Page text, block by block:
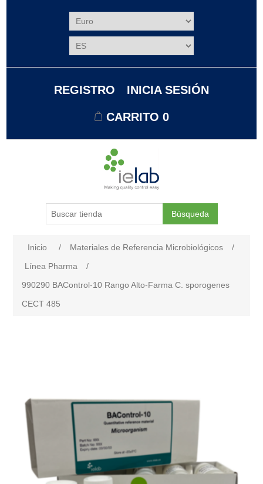
REGISTRO INICIA SESIÓN
CARRITO 0
Búsqueda
Inicio / Materiales de Referencia Microbiológicos
/
Línea Pharma
/
990290 BAControl-10 Rango Alto-Farma C. sporogenes
CECT 485